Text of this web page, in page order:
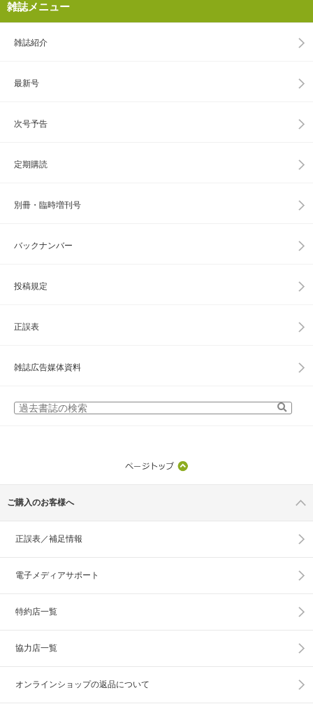
雑誌メニュー
雑誌紹介
最新号
次号予告
定期購読
別冊・臨時増刊号
バックナンバー
投稿規定
正誤表
雑誌広告媒体資料
ご購入のお客様へ
正誤表／補足情報
電子メディアサポート
特約店一覧
協力店一覧
オンラインショップの返品について